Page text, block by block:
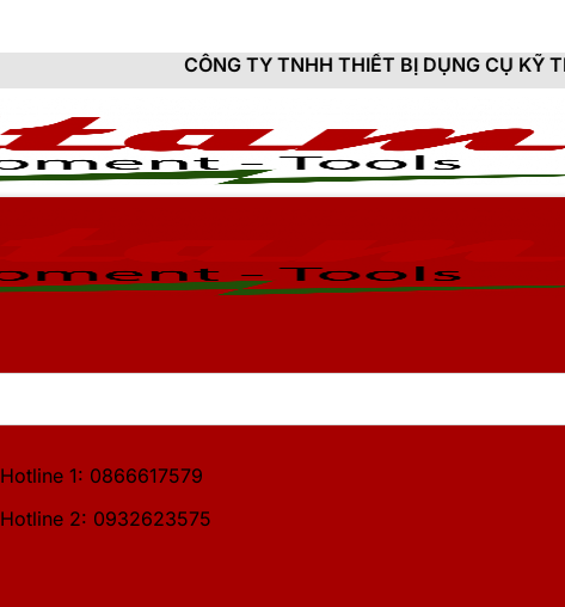
CÔNG TY TNHH THIẾT BỊ DỤNG CỤ KỸ THUẬT HITAMI
Hotline 1: 0866617579
Hotline 2: 0932623575